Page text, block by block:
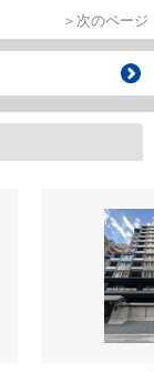
＞次のページ